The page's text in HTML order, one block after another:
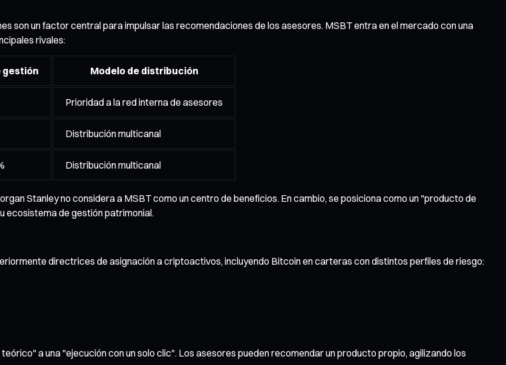
son un factor central para impulsar las recomendaciones de los asesores. MSBT entra en el mercado con una
rivales:
gestión Modelo de distribución
Prioridad a la red interna de asesores
Distribución multicanal
Distribución multicanal
Stanley no considera a MSBT como un centro de beneficios. En cambio, se posiciona como un "producto de
ecosistema de gestión patrimonial.
directrices de asignación a criptoactivos, incluyendo Bitcoin en carteras con distintos perfiles de riesgo:
a una "ejecución con un solo clic". Los asesores pueden recomendar un producto propio, agilizando los